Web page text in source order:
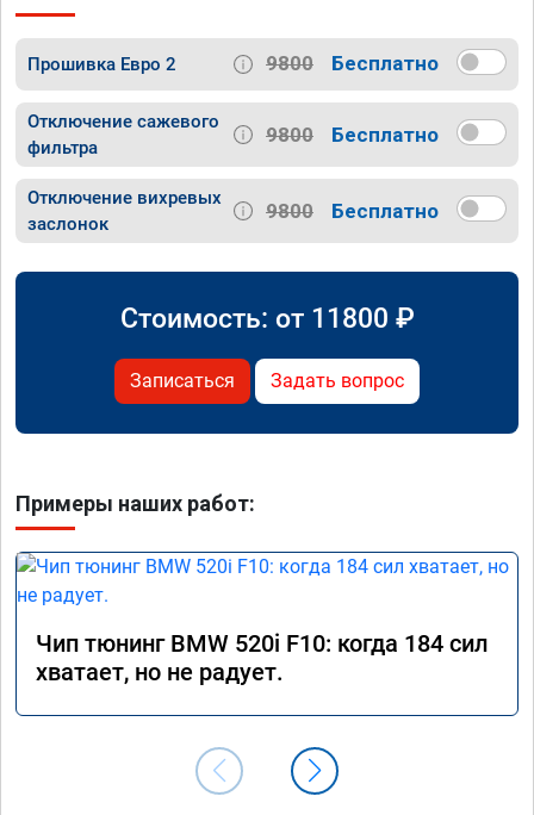
Прошивка Евро 2 9800 Бесплатно
Отключение сажевого
фильтра
9800 Бесплатно
Отключение вихревых
заслонок
9800 Бесплатно
Стоимость: от 11800 ₽
Записаться Задать вопрос
Примеры наших работ:
Чип тюнинг BMW 520i F10: когда 184 сил
хватает, но не радует.